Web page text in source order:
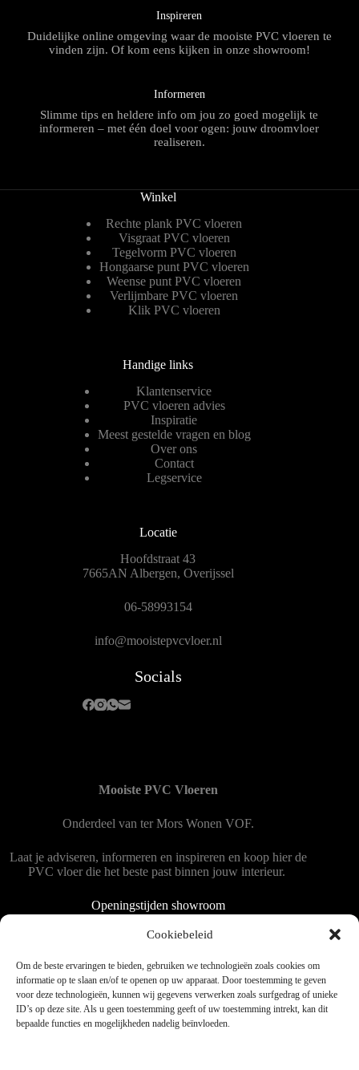
Cookiebeleid
Om de beste ervaringen te bieden, gebruiken we technologieën zoals cookies om
informatie op te slaan en/of te openen op uw apparaat. Door toestemming te geven
voor deze technologieën, kunnen wij gegevens verwerken zoals surfgedrag of unieke
ID’s op deze site. Als u geen toestemming geeft of uw toestemming intrekt, kan dit
bepaalde functies en mogelijkheden nadelig beïnvloeden.
Inspireren
Duidelijke online omgeving waar de mooiste PVC vloeren te
vinden zijn. Of kom eens kijken in onze showroom!
Informeren
Slimme tips en heldere info om jou zo goed mogelijk te
informeren – met één doel voor ogen: jouw droomvloer
realiseren.
Winkel
Rechte plank PVC vloeren
Visgraat PVC vloeren
Tegelvorm PVC vloeren
Hongaarse punt PVC vloeren
Weense punt PVC vloeren
Verlijmbare PVC vloeren
Klik PVC vloeren
Handige links
Klantenservice
PVC vloeren advies
Inspiratie
Meest gestelde vragen en blog
Over ons
Contact
Legservice
Locatie
Hoofdstraat 43
7665AN Albergen, Overijssel
06-58993154
info@mooistepvcvloer.nl
Socials
Mooiste PVC Vloeren
Onderdeel van ter Mors Wonen VOF.
Laat je adviseren, informeren en inspireren en koop hier de
PVC vloer die het beste past binnen jouw interieur.
Openingstijden showroom
Dinsdag tot en met vrijdag 9:00 - 18:00
Zaterdag 9:00 tot 15:00
Copyright © 2025 - WordPress thema door blocksy - Made by
Jim ter Mors